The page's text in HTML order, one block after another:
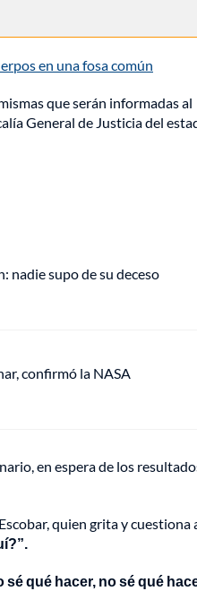
en una fosa común
que serán informadas al
General de Justicia del
nadie supo de su deceso
confirmó la NASA
en espera de los
quien grita y cuestiona
sé qué hacer, no sé qué